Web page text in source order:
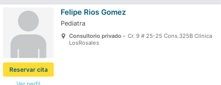
Reservar cita
Felipe Rios Gomez
Pediatra
Consultorio privado - Cr. 9 # 25-25 Cons.325B Clínica
LosRosales